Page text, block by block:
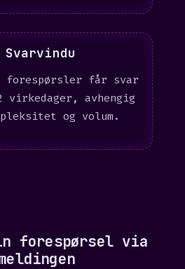
Svarvindu
forespørsler får svar
virkedager, avhengig
og volum.
forespørsel via